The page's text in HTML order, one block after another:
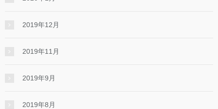
2019年12月
2019年11月
2019年9月
2019年8月